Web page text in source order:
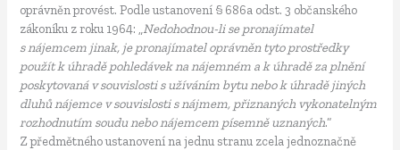
oprávněn provést. Podle ustanovení § 686a odst. 3 občanského
zákoníku z roku 1964: „Nedohodnou-li se pronajímatel
s nájemcem jinak, je pronajímatel oprávněn tyto prostředky
použít k úhradě pohledávek na nájemném a k úhradě za plnění
poskytovaná v souvislosti s užíváním bytu nebo k úhradě jiných
dluhů nájemce v souvislosti s nájmem, přiznaných vykonatelným
rozhodnutím soudu nebo nájemcem písemně uznaných.“
Z předmětného ustanovení na jednu stranu zcela jednoznačně